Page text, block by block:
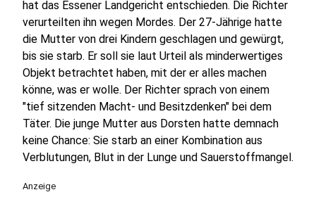
hat das Essener Landgericht entschieden. Die Richter
verurteilten ihn wegen Mordes. Der 27-Jährige hatte
die Mutter von drei Kindern geschlagen und gewürgt,
bis sie starb. Er soll sie laut Urteil als minderwertiges
Objekt betrachtet haben, mit der er alles machen
könne, was er wolle. Der Richter sprach von einem
"tief sitzenden Macht- und Besitzdenken" bei dem
Täter. Die junge Mutter aus Dorsten hatte demnach
keine Chance: Sie starb an einer Kombination aus
Verblutungen, Blut in der Lunge und Sauerstoffmangel.
Anzeige